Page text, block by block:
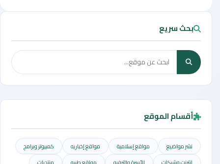
بحث سريع
أقسام الموقع
نشر مواضيع مواقع إسلامية مواقع إخباريه
كمبيوتر وبرامج